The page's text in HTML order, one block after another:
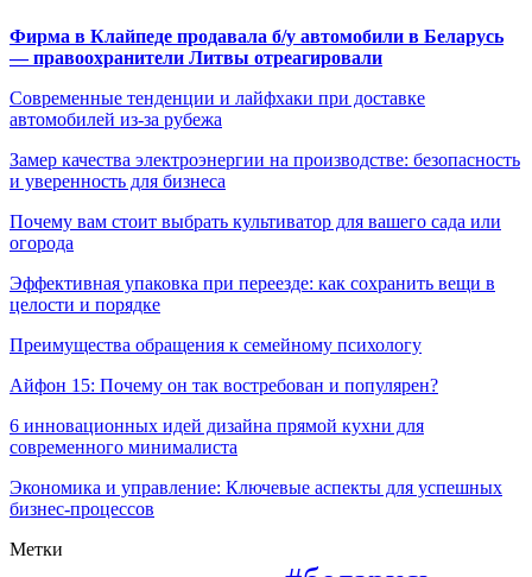
Фирма в Клайпеде продавала б/у автомобили в Беларусь
— правоохранители Литвы отреагировали
Современные тенденции и лайфхаки при доставке
автомобилей из-за рубежа
Замер качества электроэнергии на производстве: безопасность
и уверенность для бизнеса
Почему вам стоит выбрать культиватор для вашего сада или
огорода
Эффективная упаковка при переезде: как сохранить вещи в
целости и порядке
Преимущества обращения к семейному психологу
Айфон 15: Почему он так востребован и популярен?
6 инновационных идей дизайна прямой кухни для
современного минималиста
Экономика и управление: Ключевые аспекты для успешных
бизнес-процессов
Метки